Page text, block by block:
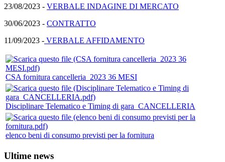
23/08/2023 - VERBALE INDAGINE DI MERCATO
30/06/2023 - CONTRATTO
11/09/2023 - VERBALE AFFIDAMENTO
CSA fornitura cancelleria_2023 36 MESI
Disciplinare Telematico e Timing di gara_CANCELLERIA
elenco beni di consumo previsti per la fornitura
Ultime news